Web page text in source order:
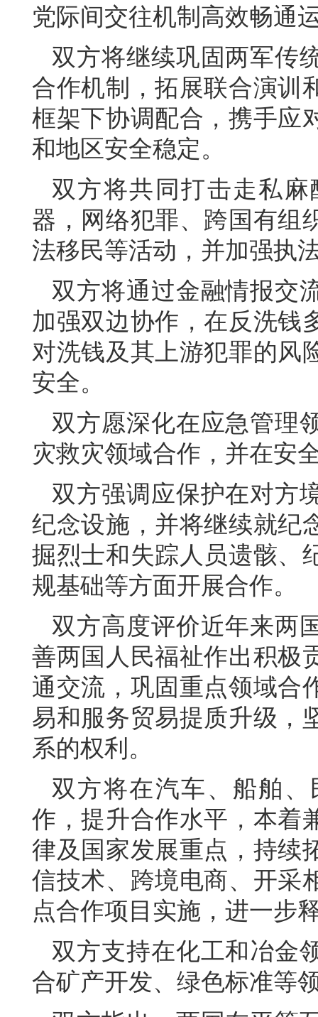
党际间交往机制高效畅通
双方将继续巩固两军传
合作机制，拓展联合演训
框架下协调配合，携手应
和地区安全稳定。
双方将共同打击走私
器，网络犯罪、跨国有组
法移民等活动，并加强执
双方将通过金融情报交
加强双边协作，在反洗钱
对洗钱及其上游犯罪的风
安全。
双方愿深化在应急管理
灾救灾领域合作，并在安
双方强调应保护在对方
纪念设施，并将继续就纪
掘烈士和失踪人员遗骸、
规基础等方面开展合作。
双方高度评价近年来两
善两国人民福祉作出积极
通交流，巩固重点领域合
易和服务贸易提质升级，
系的权利。
双方将在汽车、船舶
作，提升合作水平，本着
律及国家发展重点，持续
信技术、跨境电商、开采
点合作项目实施，进一步
双方支持在化工和冶金
合矿产开发、绿色标准等